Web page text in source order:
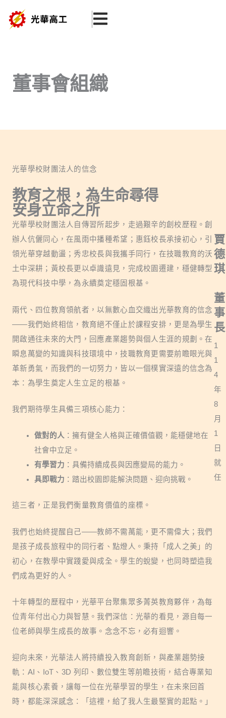
董事會組織
光華學校財團法人的信念
教育之根，為生命尋得
安身立命之所
光華學校財團法人自傳習所起步，走過艱辛的創校歷程。創
辦人伉儷同心，在風雨中播種希望；惠鈺校長承接初心，引
領光華穿越動盪；秀忠校長與我攜手同行，在技職教育的沃
土中深耕；黃校長更以卓識遠見，完成校園遷建，穩健轉型
為現代科技中學，為永續奠定穩固根基。
兩代、四位教育領航者，以無數心血交織出光華教育的信念
——我們始終相信，教育絕不僅止於課程安排，更是為學生
開啟通往未來的大門，回應產業趨勢與個人生涯的規劃。在
瞬息萬變的知識與科技環境中，技職教育更需要前瞻眼光與
革新勇氣，而我們的一切努力，皆以一個樸實深遠的信念為
本：為學生奠定人生立足的根基。
我們期待學生具備三項核心能力：
做對的人：擁有健全人格與正確價值觀，能穩健地在
社會中立足。
有學習力 ：具備持續成長與因應變局的能力。
具即戰力 ：踏出校園即能解決問題、迎向挑戰。
這三者，正是我們衡量教育價值的座標。
我們也始終提醒自己——教師不需萬能，更不需偉大；我們
是孩子成長旅程中的同行者、點燈人。秉持「成人之美」的
初心，在教學中實踐愛與成全。學生的蛻變，也同時塑造我
們成為更好的人。
十年轉型的歷程中，光華平台聚集眾多菁英教育夥伴，為每
位青年付出心力與智慧。我們深信：光華的看見，源自每一
位老師與學生成長的故事。念念不忘，必有迴響。
迎向未來，光華法人將持續投入教育創新，與產業趨勢接
軌：AI、IoT、3D 列印、數位雙生等前瞻技術，結合專業知
能與核心素養，讓每一位在光華學習的學生，在未來回首
時，都能深深感念：「這裡，給了我人生最堅實的起點。」
賈
德
琪
董
事
長
1
1
4
年
8
月
1
日
就
任